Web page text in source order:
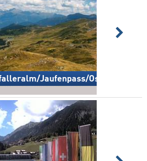
Jaufenpass/Osten